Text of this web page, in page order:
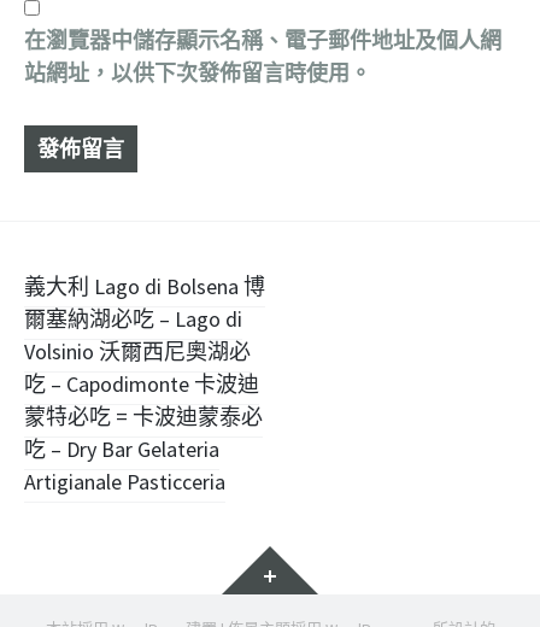
在瀏覽器中儲存顯示名稱、電子郵件地址及個人網
站網址，以供下次發佈留言時使用。
文
章
導
覽
義大利 Lago di Bolsena 博
爾塞納湖必吃 – Lago di
Volsinio 沃爾西尼奧湖必
吃 – Capodimonte 卡波迪
蒙特必吃 = 卡波迪蒙泰必
吃 – Dry Bar Gelateria
Artigianale Pasticceria
小
工